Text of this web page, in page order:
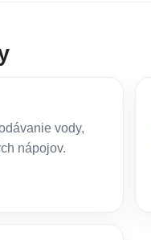
vody,
nápojov.